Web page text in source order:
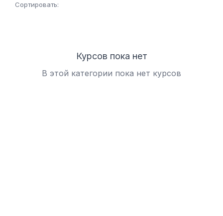
Сортировать:
Курсов пока нет
В этой категории пока нет курсов